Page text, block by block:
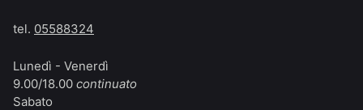
tel. 05588324
Lunedì - Venerdì
9.00/18.00 continuato
Sabato